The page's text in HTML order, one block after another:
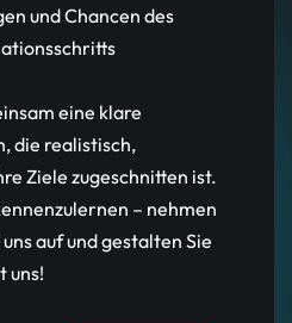
und Chancen des
eine klare
die realistisch,
Ziele zugeschnitten ist.
– nehmen
auf und gestalten Sie
uns!